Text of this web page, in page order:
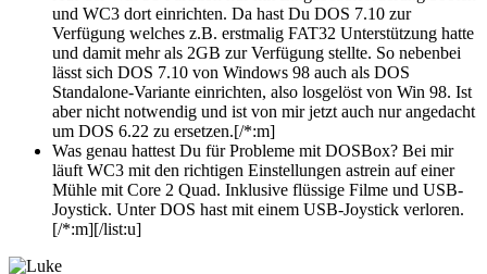
und WC3 dort einrichten. Da hast Du DOS 7.10 zur
Verfügung welches z.B. erstmalig FAT32 Unterstützung hatte
und damit mehr als 2GB zur Verfügung stellte. So nebenbei
lässt sich DOS 7.10 von Windows 98 auch als DOS
Standalone-Variante einrichten, also losgelöst von Win 98. Ist
aber nicht notwendig und ist von mir jetzt auch nur angedacht
um DOS 6.22 zu ersetzen.[/*:m]
Was genau hattest Du für Probleme mit DOSBox? Bei mir
läuft WC3 mit den richtigen Einstellungen astrein auf einer
Mühle mit Core 2 Quad. Inklusive flüssige Filme und USB-
Joystick. Unter DOS hast mit einem USB-Joystick verloren.
[/*:m][/list:u]